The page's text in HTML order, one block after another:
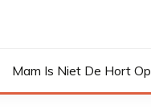
Mam Is Niet De Hort Op